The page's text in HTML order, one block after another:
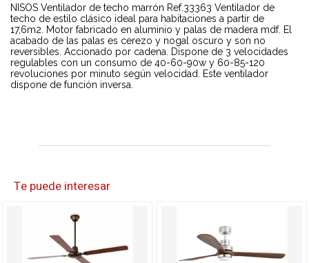
NISOS Ventilador de techo marrón Ref.33363 Ventilador de
techo de estilo clásico ideal para habitaciones a partir de
17,6m2. Motor fabricado en aluminio y palas de madera mdf. El
acabado de las palas es cerezo y nogal oscuro y son no
reversibles. Accionado por cadena. Dispone de 3 velocidades
regulables con un consumo de 40-60-90w y 60-85-120
revoluciones por minuto según velocidad. Este ventilador
dispone de función inversa.
Te puede interesar